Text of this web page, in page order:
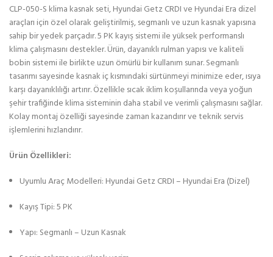
CLP-050-S klima kasnak seti, Hyundai Getz CRDI ve Hyundai Era dizel
araçları için özel olarak geliştirilmiş, segmanlı ve uzun kasnak yapısına
sahip bir yedek parçadır. 5 PK kayış sistemi ile yüksek performanslı
klima çalışmasını destekler. Ürün, dayanıklı rulman yapısı ve kaliteli
bobin sistemi ile birlikte uzun ömürlü bir kullanım sunar. Segmanlı
tasarımı sayesinde kasnak iç kısmındaki sürtünmeyi minimize eder, ısıya
karşı dayanıklılığı artırır. Özellikle sıcak iklim koşullarında veya yoğun
şehir trafiğinde klima sisteminin daha stabil ve verimli çalışmasını sağlar.
Kolay montaj özelliği sayesinde zaman kazandırır ve teknik servis
işlemlerini hızlandırır.
Ürün Özellikleri:
Uyumlu Araç Modelleri: Hyundai Getz CRDI – Hyundai Era (Dizel)
Kayış Tipi: 5 PK
Yapı: Segmanlı – Uzun Kasnak